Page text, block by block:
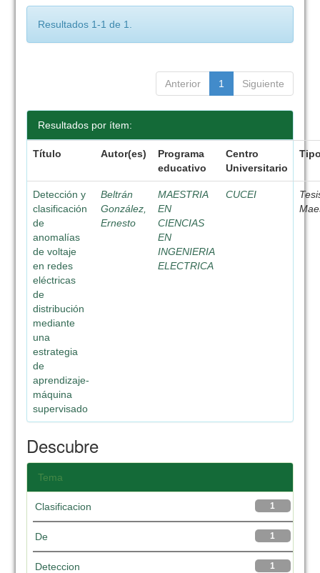
Resultados 1-1 de 1.
Anterior 1 Siguiente
Resultados por ítem:
Título Autor(es)
Programa
educativo
Centro
Universitario
Detección y
clasificación
de
anomalías
de voltaje
en redes
eléctricas
de
distribución
mediante
una
estrategia
de
aprendizaje-
máquina
supervisado
Beltrán
González,
Ernesto
MAESTRIA
EN
CIENCIAS
EN
INGENIERIA
ELECTRICA
CUCEI
Descubre
Tema
1
Clasificacion
1
De
1
Deteccion